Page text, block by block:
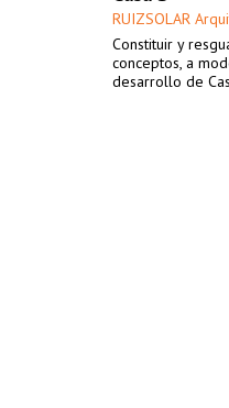
RUIZSOLAR
Constituir y
conceptos, a
desarrollo de